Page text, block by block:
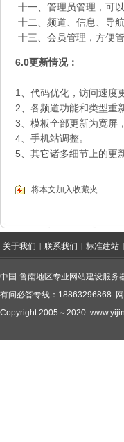
十一、管理员管理，可
十二、频道、信息、导
十三、会员管理，方便管
6.0更新情况：
1、代码优化，访问速度
2、各频道功能和类型重
3、模板全部更新为宽屏
4、手机站调整。
5、其它诸多细节上的更
将本文加入收藏夹
中国-鲁南地区专业网站建设服务
有问必答专线：18863296868
Copyright 2005～2020
关于我们 | 联系我们 | 标准建站 |